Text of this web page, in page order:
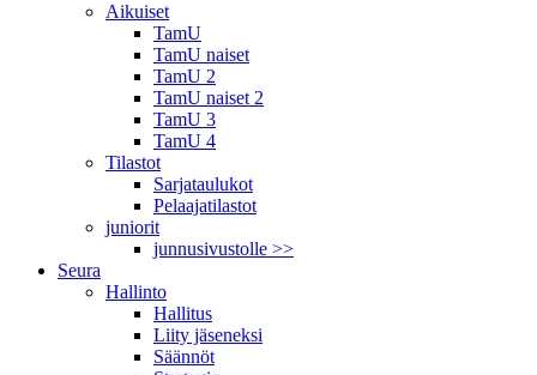
Aikuiset
TamU
TamU naiset
TamU 2
TamU naiset 2
TamU 3
TamU 4
Tilastot
Sarjataulukot
Pelaajatilastot
juniorit
junnusivustolle >>
Seura
Hallinto
Hallitus
Liity jäseneksi
Säännöt